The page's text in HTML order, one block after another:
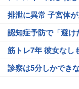
排泄に異常 子宮体
認知症予防で「避け
筋トレ7年 彼女なし
診察は5分しかでき